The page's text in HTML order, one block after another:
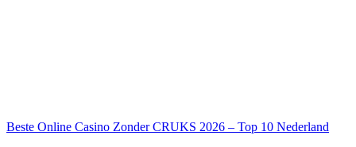
Beste Online Casino Zonder CRUKS 2026 – Top 10 Nederland